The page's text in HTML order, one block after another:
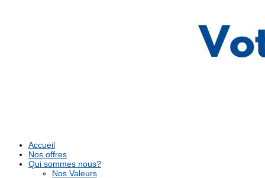
Accueil
Nos offres
Qui sommes nous?
Nos Valeurs